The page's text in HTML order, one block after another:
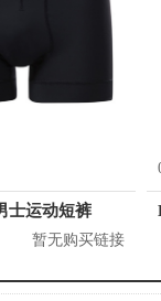
士运动短裤
暂无购买链接